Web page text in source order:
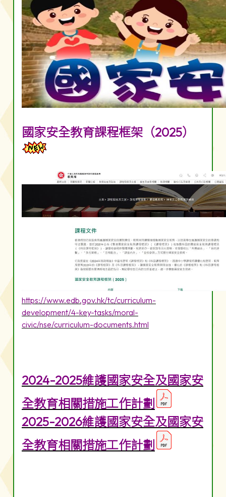
國家安全教育課程框架（2025）
https://www.edb.gov.hk/tc/curriculum-
development/4-key-tasks/moral-
civic/nse/curriculum-documents.html
2024-2025維護國家安全及國家安
全教育相關措施工作計劃
2025-2026維護國家安全及國家安
全教育相關措施工作計劃